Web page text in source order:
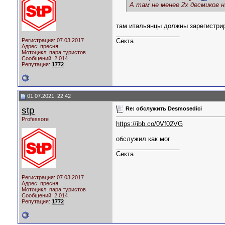
Регистрация: 07.03.2017
Адрес: пресня
Мотоцикл: пара туристов
Сообщений: 2,014
Репутация: 1772
А там не менее 2х десмиков
там итальянцы должны
Секта
01.07.2021, 22:42
stp
Professore
Регистрация: 07.03.2017
Адрес: пресня
Мотоцикл: пара туристов
Сообщений: 2,014
Репутация: 1772
Re: обслужить Desmosedici
https://ibb.co/0Vf02VG
обслужил как мог
Секта